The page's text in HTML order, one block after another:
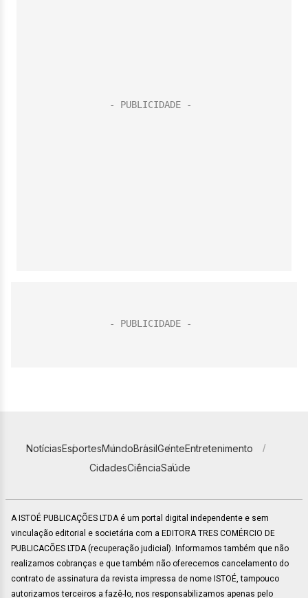
NotíciasEsportesMundoBrasilGenteEntretenimento
CidadesCiênciaSaúde
A ISTOÉ PUBLICAÇÕES LTDA é um portal digital independente e sem
vinculação editorial e societária com a EDITORA TRES COMÉRCIO DE
PUBLICACÕES LTDA (recuperação judicial). Informamos também que não
realizamos cobranças e que também não oferecemos cancelamento do
contrato de assinatura da revista impressa de nome ISTOÉ, tampouco
autorizamos terceiros a fazê-lo, nos responsabilizamos apenas pelo